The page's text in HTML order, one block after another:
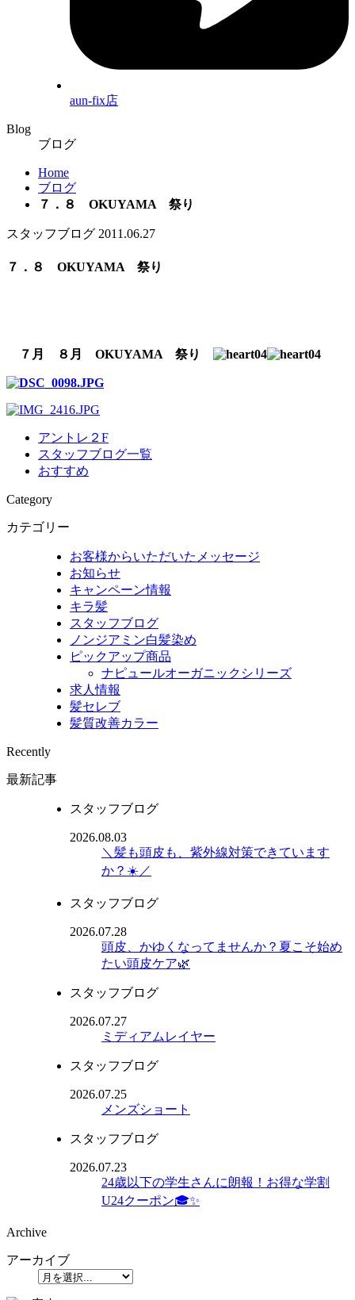
aun-fix店
Blog
ブログ
Home
ブログ
７．８ OKUYAMA 祭り
スタッフブログ 2011.06.27
７．８ OKUYAMA 祭り
７月 ８月 OKUYAMA 祭り
アントレ２F
スタッフブログ一覧
おすすめ
Category
カテゴリー
お客様からいただいたメッセージ
お知らせ
キャンペーン情報
キラ髪
スタッフブログ
ノンジアミン白髪染め
ピックアップ商品
ナピュールオーガニックシリーズ
求人情報
髪セレブ
髪質改善カラー
Recently
最新記事
スタッフブログ
2026.08.03
＼髪も頭皮も、紫外線対策できています
か？☀️／
スタッフブログ
2026.07.28
頭皮、かゆくなってませんか？夏こそ始め
たい頭皮ケア🌿
スタッフブログ
2026.07.27
ミディアムレイヤー
スタッフブログ
2026.07.25
メンズショート
スタッフブログ
2026.07.23
24歳以下の学生さんに朗報！お得な学割
U24クーポン🎓✨
Archive
アーカイブ